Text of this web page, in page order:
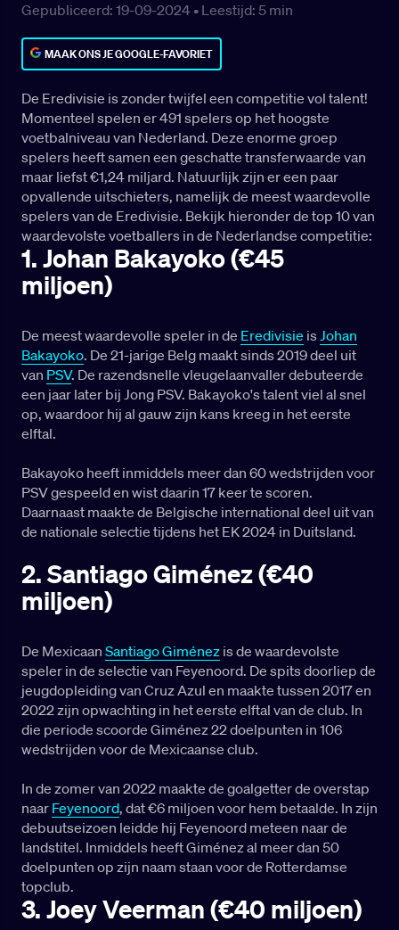
Gepubliceerd: 19-09-2024 • Leestijd: 5 min
MAAK ONS JE GOOGLE-FAVORIET
De Eredivisie is zonder twijfel een competitie vol talent!
Momenteel spelen er 491 spelers op het hoogste
voetbalniveau van Nederland. Deze enorme groep
spelers heeft samen een geschatte transferwaarde van
maar liefst €1,24 miljard. Natuurlijk zijn er een paar
opvallende uitschieters, namelijk de meest waardevolle
spelers van de Eredivisie. Bekijk hieronder de top 10 van
waardevolste voetballers in de Nederlandse competitie:
1. Johan Bakayoko (€45
miljoen)
De meest waardevolle speler in de Eredivisie isJohan
Bakayoko. De 21-jarige Belg maakt sinds 2019 deel uit
van PSV. De razendsnelle vleugelaanvaller debuteerde
een jaar later bij Jong PSV. Bakayoko's talent viel al snel
op, waardoor hij al gauw zijn kans kreeg in het eerste
elftal.
Bakayoko heeft inmiddels meer dan 60 wedstrijden voor
PSV gespeeld en wist daarin 17 keer te scoren.
Daarnaast maakte de Belgische international deel uit van
de nationale selectie tijdens het EK 2024 in Duitsland.
2. Santiago Giménez (€40
miljoen)
De Mexicaan Santiago Giménez is de waardevolste
speler in de selectie van Feyenoord. De spits doorliep de
jeugdopleiding van Cruz Azul en maakte tussen 2017 en
2022 zijn opwachting in het eerste elftal van de club. In
die periode scoorde Giménez 22 doelpunten in 106
wedstrijden voor de Mexicaanse club.
In de zomer van 2022 maakte de goalgetter de overstap
naar Feyenoord, dat €6 miljoen voor hem betaalde. In zijn
debuutseizoen leidde hij Feyenoord meteen naar de
landstitel. Inmiddels heeft Giménez al meer dan 50
doelpunten op zijn naam staan voor de Rotterdamse
topclub.
3. Joey Veerman (€40 miljoen)